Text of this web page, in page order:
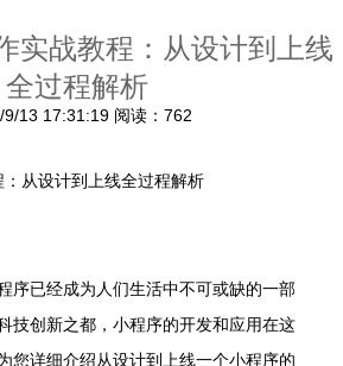
实战教程：从设计到上线
全过程解析
9/13 17:31:19 阅读：762
：从设计到上线全过程解析
序已经成为人们生活中不可或缺的一部
技创新之都，小程序的开发和应用在这
您详细介绍从设计到上线一个小程序的